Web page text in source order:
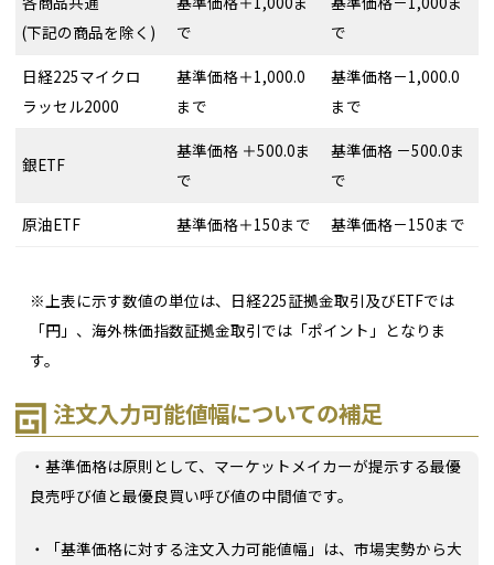
(下記の商品を除く)
で
で
日経225マイクロ
ラッセル2000
基準価格＋1,000.0
まで
基準価格－1,000.0
まで
銀ETF
基準価格 ＋500.0ま
で
基準価格 －500.0ま
で
原油ETF
基準価格＋150まで 基準価格－150まで
※上表に示す数値の単位は、日経225証拠金取引及びETFでは
「円」、海外株価指数証拠金取引では「ポイント」となりま
す。
注文入力可能値幅についての補足
・基準価格は原則として、マーケットメイカーが提示する最優
良売呼び値と最優良買い呼び値の中間値です。
・「基準価格に対する注文入力可能値幅」は、市場実勢から大